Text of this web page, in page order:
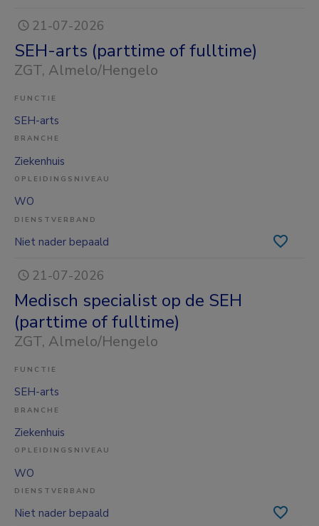
21-07-2026
SEH-arts (parttime of fulltime)
ZGT, Almelo/Hengelo
FUNCTIE
SEH-arts
BRANCHE
Ziekenhuis
OPLEIDINGSNIVEAU
WO
DIENSTVERBAND
Niet nader bepaald
21-07-2026
Medisch specialist op de SEH
(parttime of fulltime)
ZGT, Almelo/Hengelo
FUNCTIE
SEH-arts
BRANCHE
Ziekenhuis
OPLEIDINGSNIVEAU
WO
DIENSTVERBAND
Niet nader bepaald